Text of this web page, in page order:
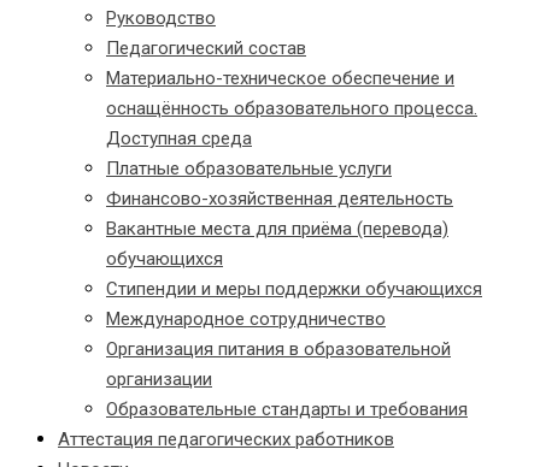
Руководство
Педагогический состав
Материально-техническое обеспечение и
оснащённость образовательного процесса.
Доступная среда
Платные образовательные услуги
Финансово-хозяйственная деятельность
Вакантные места для приёма (перевода)
обучающихся
Стипендии и меры поддержки обучающихся
Международное сотрудничество
Организация питания в образовательной
организации
Образовательные стандарты и требования
Аттестация педагогических работников